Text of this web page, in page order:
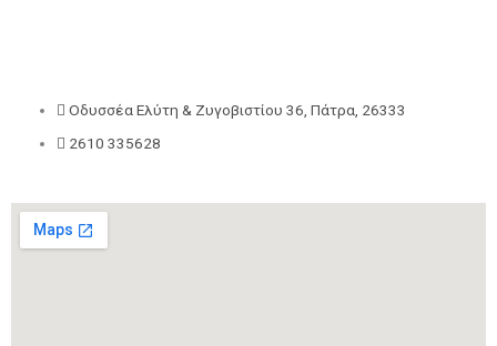
Οδυσσέα Ελύτη & Ζυγοβιστίου 36, Πάτρα, 26333
2610 335628